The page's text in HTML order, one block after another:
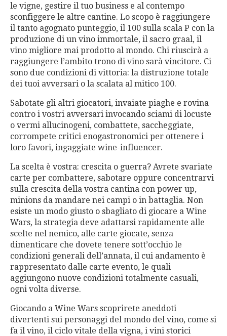
le vigne, gestire il tuo business e al contempo
sconfiggere le altre cantine. Lo scopo è raggiungere
il tanto agognato punteggio, il 100 sulla scala P con la
produzione di un vino immortale, il sacro graal, il
vino migliore mai prodotto al mondo. Chi riuscirà a
raggiungere l’ambito trono di vino sarà vincitore. Ci
sono due condizioni di vittoria: la distruzione totale
dei tuoi avversari o la scalata al mitico 100.
Sabotate gli altri giocatori, invaiate piaghe e rovina
contro i vostri avversari invocando sciami di locuste
o vermi allucinogeni, combattete, saccheggiate,
corrompete critici enogastronomici per ottenere i
loro favori, ingaggiate wine-influencer.
La scelta è vostra: crescita o guerra? Avrete svariate
carte per combattere, sabotare oppure concentrarvi
sulla crescita della vostra cantina con power up,
minions da mandare nei campi o in battaglia. Non
esiste un modo giusto o sbagliato di giocare a Wine
Wars, la strategia deve adattarsi rapidamente alle
scelte nel nemico, alle carte giocate, senza
dimenticare che dovete tenere sott’occhio le
condizioni generali dell’annata, il cui andamento è
rappresentato dalle carte evento, le quali
aggiungono nuove condizioni totalmente casuali,
ogni volta diverse.
Giocando a Wine Wars scoprirete aneddoti
divertenti sui personaggi del mondo del vino, come si
fa il vino, il ciclo vitale della vigna, i vini storici